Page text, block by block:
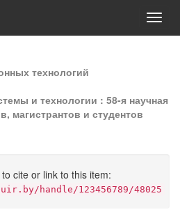
технологий
и технологии : 58-я научная
магистрантов и студентов
cite or link to this item:
handle/123456789/48025